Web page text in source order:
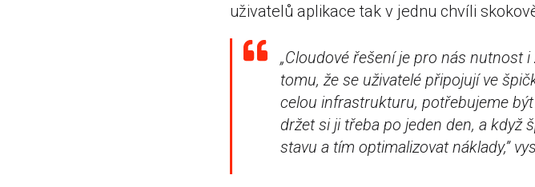
uživatelů aplikace tak v jednu chvíli
„Cloudové řešení je pro nás nutnost
tomu, že se uživatelé připojují ve
celou infrastrukturu, potřebujeme
držet si ji třeba po jeden den, a když
stavu a tím optimalizovat náklady,”